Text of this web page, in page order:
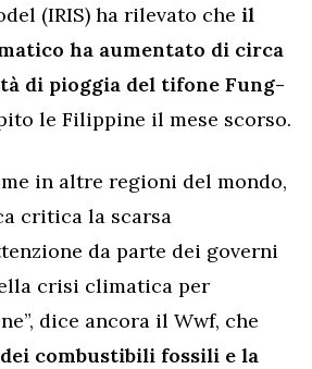
(IRIS) ha rilevato che il
ha aumentato di circa
di pioggia del tifone Fung-
le Filippine il mese scorso.
in altre regioni del mondo,
critica la scarsa
da parte dei governi
crisi climatica per
dice ancora il Wwf, che
combustibili fossili e la